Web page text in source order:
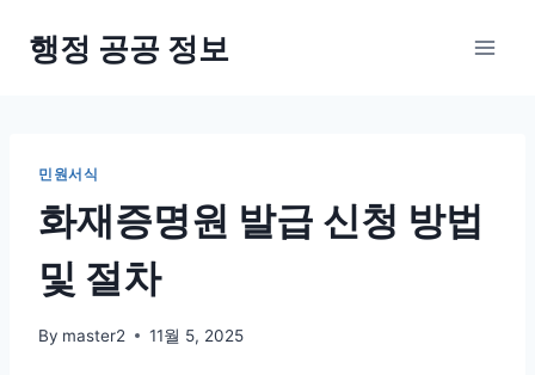
행정 공공 정보
민원서식
화재증명원 발급 신청 방법
및 절차
By master2 11월 5, 2025